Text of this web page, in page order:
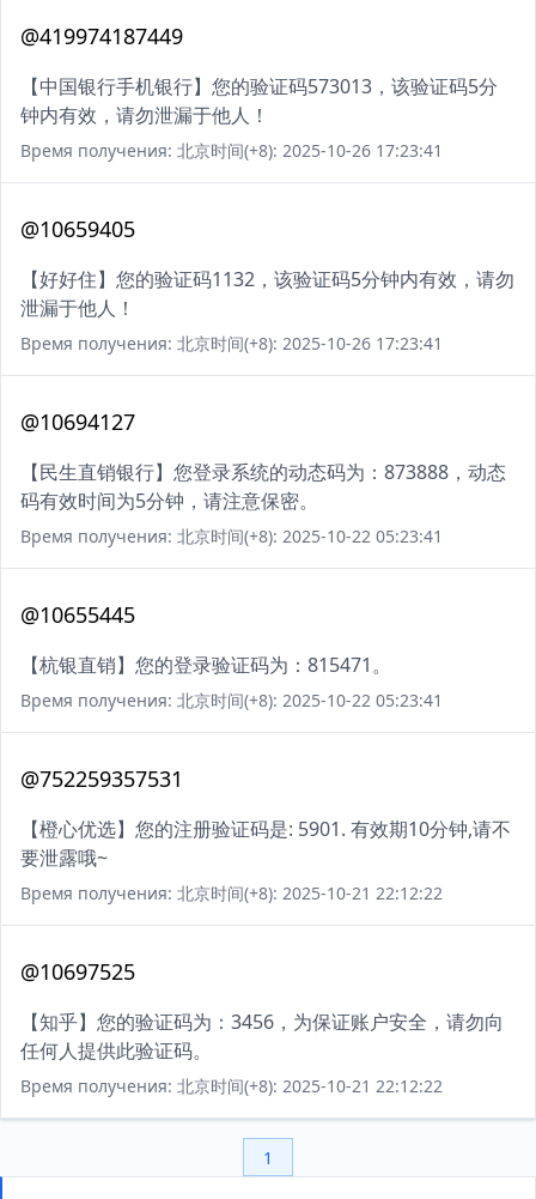
@419974187449
【中国银行手机银行】您的验证码573013，该验证码5分
钟内有效，请勿泄漏于他人！
Время получения: 北京时间(+8): 2025-10-26 17:23:41
@10659405
【好好住】您的验证码1132，该验证码5分钟内有效，请勿
泄漏于他人！
Время получения: 北京时间(+8): 2025-10-26 17:23:41
@10694127
【民生直销银行】您登录系统的动态码为：873888，动态
码有效时间为5分钟，请注意保密。
Время получения: 北京时间(+8): 2025-10-22 05:23:41
@10655445
【杭银直销】您的登录验证码为：815471。
Время получения: 北京时间(+8): 2025-10-22 05:23:41
@752259357531
【橙心优选】您的注册验证码是: 5901. 有效期10分钟,请不
要泄露哦~
Время получения: 北京时间(+8): 2025-10-21 22:12:22
@10697525
【知乎】您的验证码为：3456，为保证账户安全，请勿向
任何人提供此验证码。
Время получения: 北京时间(+8): 2025-10-21 22:12:22
1